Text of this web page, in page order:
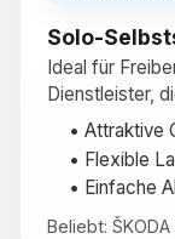
Solo-
Ideal für
Dienstleister,
• Attraktive
• Flexible
• Einfache
Beliebt: